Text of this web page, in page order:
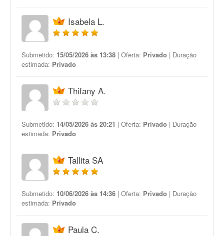
Isabela L.
Submetido: 15/05/2026 às 13:38 | Oferta: Privado | Duração
estimada: Privado
Thifany A.
Submetido: 14/05/2026 às 20:21 | Oferta: Privado | Duração
estimada: Privado
Tallita SA
Submetido: 10/06/2026 às 14:36 | Oferta: Privado | Duração
estimada: Privado
Paula C.